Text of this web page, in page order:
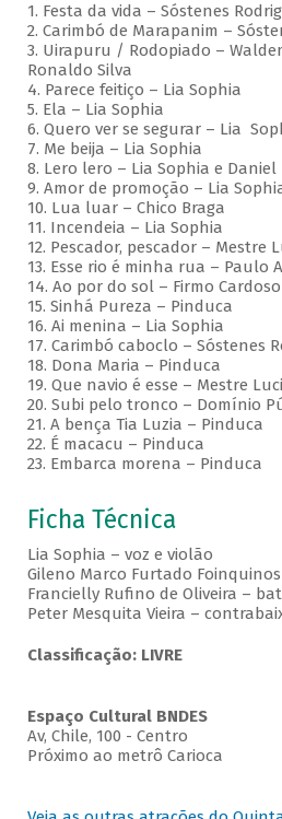
1. Festa da vida – Sóstenes
2. Carimbó de Marapanim –
3. Uirapuru / Rodopiado –
Ronaldo Silva
4. Parece feitiço – Lia Sophia
5. Ela – Lia Sophia
6. Quero ver se segurar – Lia
7. Me beija – Lia Sophia
8. Lero lero – Lia Sophia e
9. Amor de promoção – Lia
10. Lua luar – Chico Braga
11. Incendeia – Lia Sophia
12. Pescador, pescador – Mestre
13. Esse rio é minha rua – Paulo
14. Ao por do sol – Firmo
15. Sinhá Pureza – Pinduca
16. Ai menina – Lia Sophia
17. Carimbó caboclo – Sóstenes
18. Dona Maria – Pinduca
19. Que navio é esse – Mestre
20. Subi pelo tronco – Domínio
21. A bença Tia Luzia – Pinduca
22. É macacu – Pinduca
23. Embarca morena – Pinduca
Ficha Técnica
Lia Sophia – voz e violão
Gileno Marco Furtado
Francielly Rufino de Oliveira –
Peter Mesquita Vieira –
Classificação: LIVRE
Espaço Cultural BNDES
Av, Chile, 100 - Centro
Próximo ao metrô Carioca